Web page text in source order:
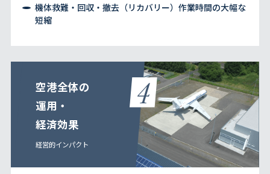
機体救難・回収・撤去（リカバリー）作業時間の大幅な
短縮
空港全体の
運用・
経済効果
経営的インパクト